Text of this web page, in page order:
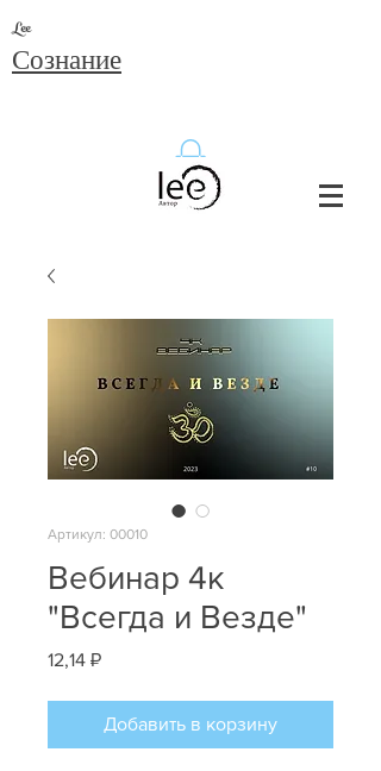
Lee
Сознание
Артикул: 00010
Вебинар 4к
"Всегда и Везде"
12,14 ₽Цена
Добавить в корзину